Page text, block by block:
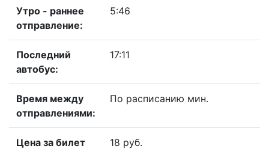
Утро - раннее
отправление:
5:46
Последний
автобус:
17:11
Время между
отправлениями:
По расписанию мин.
Цена за билет 18 руб.